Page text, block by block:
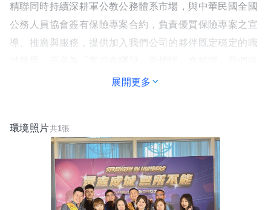
精聯同時持續深耕軍公教公務體系市場，與中華民國全國
公務人員協會簽有保險專案合約，負責優質保險專案之宣
導、推廣與服務，提供加入我們公司的夥伴既定穩定的職
了擁有專屬穩定的市場提供夥伴們明確的方向，我們還
活動讓夥伴們倍感尊榮；擁有超越規格海外旅遊讓夥伴們
享受成果；擁有緊密合作的保險公司提供夥伴們最佳商
品；擁有不分彼此的工好團隊讓夥伴們安心無慮。
展開更多
環境照片共1張